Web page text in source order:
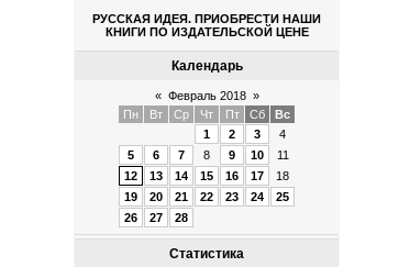
РУССКАЯ ИДЕЯ. ПРИОБРЕСТИ НАШИ
КНИГИ ПО ИЗДАТЕЛЬСКОЙ ЦЕНЕ
Календарь
« Февраль 2018 »
Пн
Вт Ср Чт Пт Сб
Вс
1
2 3
4
5
6 7 8 9 10
11
12
13 14 15 16 17
18
19
20 21 22 23 24
25
26
27 28
Статистика